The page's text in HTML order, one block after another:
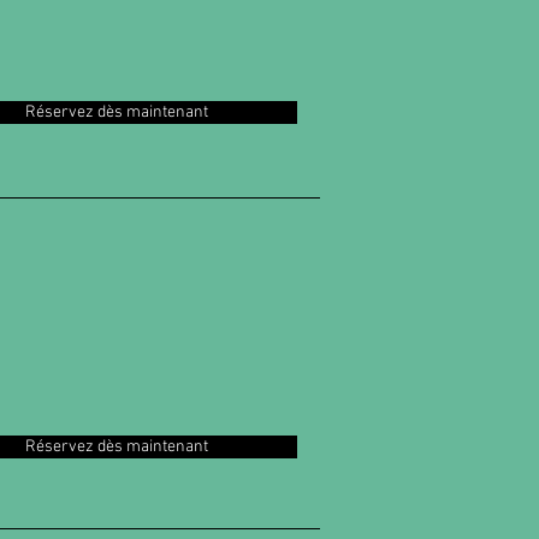
Réservez dès maintenant
Réservez dès maintenant